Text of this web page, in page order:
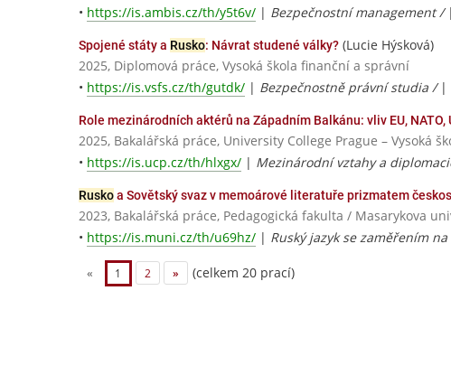
• https://is.ambis.cz/th/y5t6v/ | Bezpečnostní management / |
Spojené státy a Rusko: Návrat studené války? (Lucie Hýsková)
2025, Diplomová práce, Vysoká škola finanční a správní
• https://is.vsfs.cz/th/gutdk/ | Bezpečnostně právní studia / |
Role mezinárodních aktérů na Západním Balkánu: vliv EU, NATO,
2025, Bakalářská práce, University College Prague – Vysoká
• https://is.ucp.cz/th/hlxgx/ | Mezinárodní vztahy a
Ruskoa Sovětský svaz v memoárové literatuře prizmatem
2023, Bakalářská práce, Pedagogická fakulta / Masarykova
• https://is.muni.cz/th/u69hz/ | Ruský jazyk se zaměřením
« 1 2 » (celkem 20 prací)